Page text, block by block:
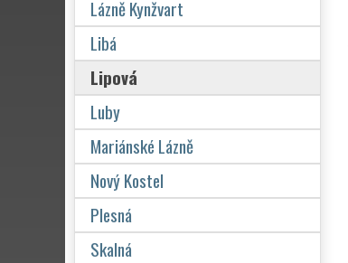
Lázně Kynžvart
Libá
Lipová
Luby
Mariánské Lázně
Nový Kostel
Plesná
Skalná